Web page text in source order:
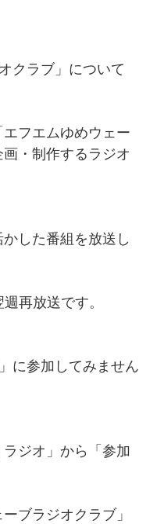
クラブ」について
フエムゆめウェー
・制作するラジオ
した番組を放送し
再放送です。
に参加してみません
ジオ」から「参加
ブラジオクラブ」